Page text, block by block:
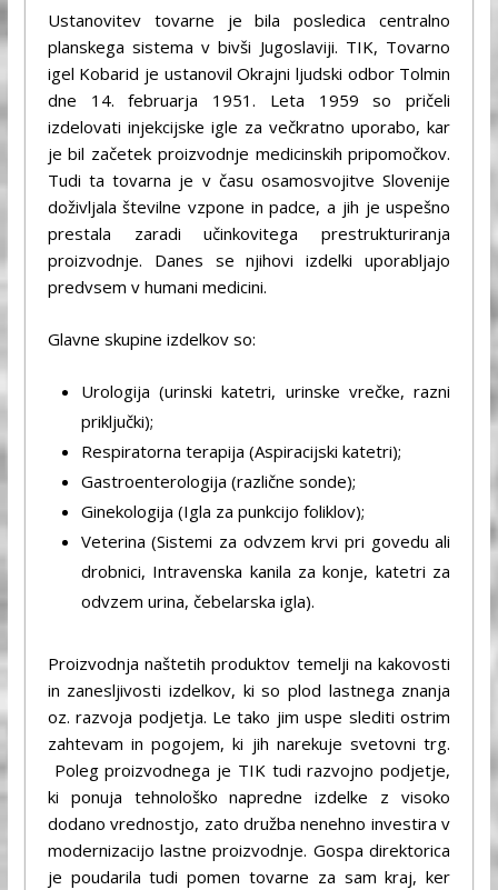
Ustanovitev tovarne je bila posledica centralno
planskega sistema v bivši Jugoslaviji. TIK, Tovarno
igel Kobarid je ustanovil Okrajni ljudski odbor Tolmin
dne 14. februarja 1951. Leta 1959 so pričeli
izdelovati injekcijske igle za večkratno uporabo, kar
je bil začetek proizvodnje medicinskih pripomočkov.
Tudi ta tovarna je v času osamosvojitve Slovenije
doživljala številne vzpone in padce, a jih je uspešno
prestala zaradi učinkovitega prestrukturiranja
proizvodnje. Danes se njihovi izdelki uporabljajo
predvsem v humani medicini.
Glavne skupine izdelkov so:
Urologija (urinski katetri, urinske vrečke, razni
priključki);
Respiratorna terapija (Aspiracijski katetri);
Gastroenterologija (različne sonde);
Ginekologija (Igla za punkcijo foliklov);
Veterina (Sistemi za odvzem krvi pri govedu ali
drobnici, Intravenska kanila za konje, katetri za
odvzem urina, čebelarska igla).
Proizvodnja naštetih produktov temelji na kakovosti
in zanesljivosti izdelkov, ki so plod lastnega znanja
oz. razvoja podjetja. Le tako jim uspe slediti ostrim
zahtevam in pogojem, ki jih narekuje svetovni trg.
Poleg proizvodnega je TIK tudi razvojno podjetje,
ki ponuja tehnološko napredne izdelke z visoko
dodano vrednostjo, zato družba nenehno investira v
modernizacijo lastne proizvodnje. Gospa direktorica
je poudarila tudi pomen tovarne za sam kraj, ker